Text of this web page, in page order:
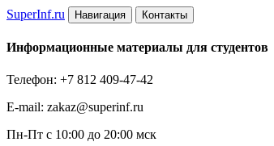
SuperInf.ru Навигация Контакты
Информационные материалы для студентов
Телефон: +7 812 409-47-42
E-mail: zakaz@superinf.ru
Пн-Пт с 10:00 до 20:00 мск